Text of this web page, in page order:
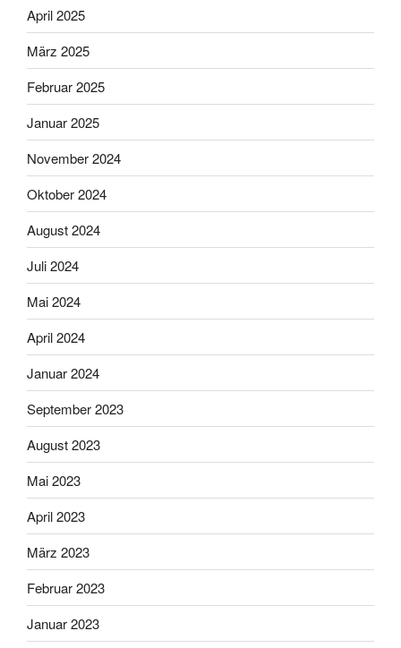
April 2025
März 2025
Februar 2025
Januar 2025
November 2024
Oktober 2024
August 2024
Juli 2024
Mai 2024
April 2024
Januar 2024
September 2023
August 2023
Mai 2023
April 2023
März 2023
Februar 2023
Januar 2023